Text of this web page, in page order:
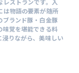
は物語の要素が随所
ブランド豚・白金豚
味覚を堪能できる料
りながら、美味しい